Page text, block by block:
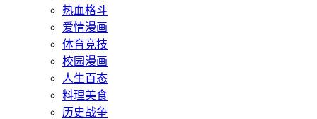
热血格斗
爱情漫画
体育竞技
校园漫画
人生百态
料理美食
历史战争